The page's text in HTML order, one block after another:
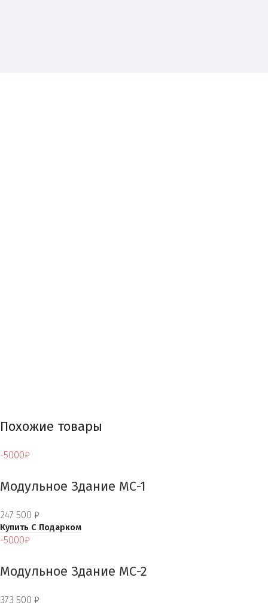
Похожие товары
-5000₽
Модульное Здание МС-1
247 500 ₽
Купить С Подарком
-5000₽
Модульное Здание МС-2
373 500 ₽